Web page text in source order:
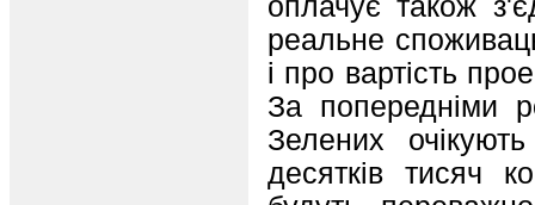
оплачує також
реальне
i про вартiсть
За попереднiми
Зелених
десяткiв тисяч